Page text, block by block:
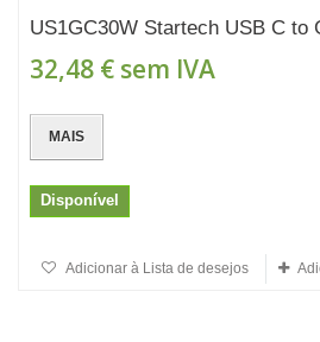
US1GC30W Startech USB C to
32,48 € sem IVA
MAIS
Disponível
Adicionar à Lista de desejos